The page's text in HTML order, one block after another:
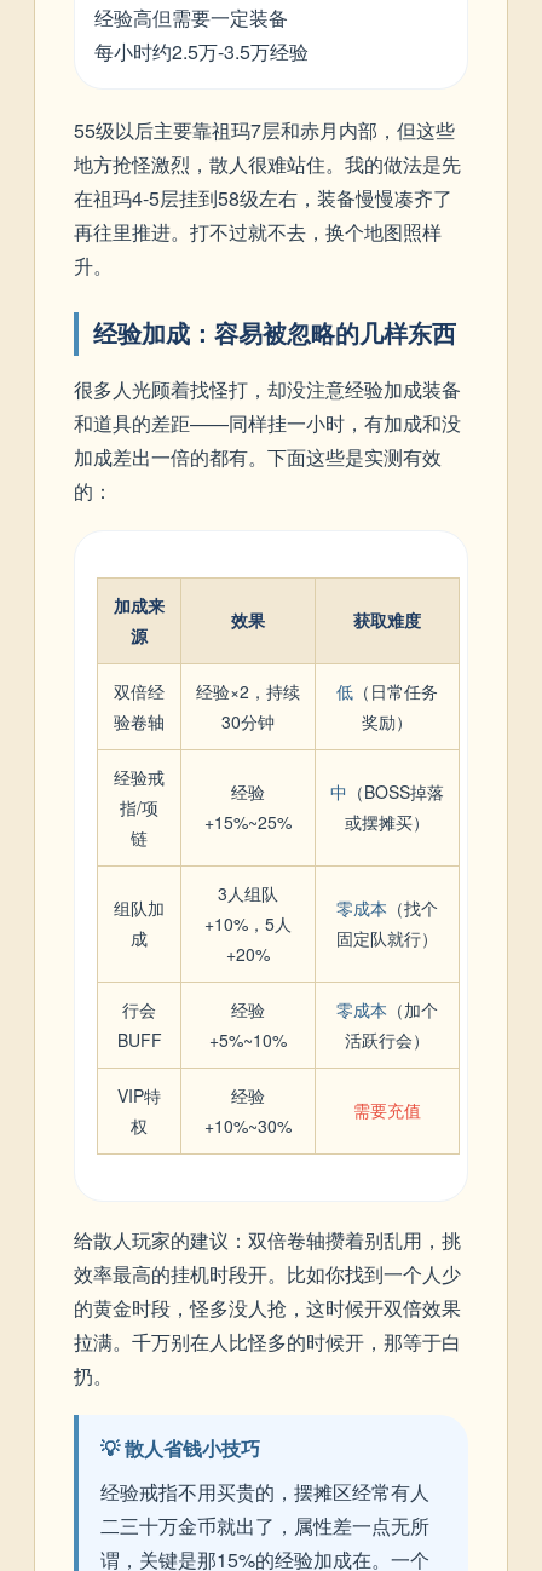
经验高但需要一定装备
每小时约2.5万-3.5万经验
55级以后主要靠祖玛7层和赤月内部，但这些
地方抢怪激烈，散人很难站住。我的做法是先
在祖玛4-5层挂到58级左右，装备慢慢凑齐了
再往里推进。打不过就不去，换个地图照样
升。
经验加成：容易被忽略的几样东西
很多人光顾着找怪打，却没注意经验加成装备
和道具的差距——同样挂一小时，有加成和没
加成差出一倍的都有。下面这些是实测有效
的：
加成来
源
效果 获取难度
双倍经
验卷轴
经验×2，持续
30分钟
低 （日常任务
奖励）
经验戒
指/项
链
经验
+15%~25%
中 （BOSS掉落
或摆摊买）
组队加
成
3人组队
+10%，5人
+20%
零成本 （找个
固定队就行）
行会
BUFF
经验
+5%~10%
零成本 （加个
活跃行会）
VIP特
权
经验
+10%~30%
需要充值
给散人玩家的建议：双倍卷轴攒着别乱用，挑
效率最高的挂机时段开。比如你找到一个人少
的黄金时段，怪多没人抢，这时候开双倍效果
拉满。千万别在人比怪多的时候开，那等于白
扔。
💡 散人省钱小技巧
经验戒指不用买贵的，摆摊区经常有人
二三十万金币就出了，属性差一点无所
谓，关键是那15%的经验加成在。一个